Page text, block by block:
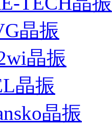
晶振
晶振
晶振
晶振